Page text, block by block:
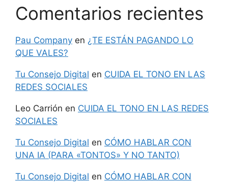
Comentarios recientes
Pau Company en ¿TE ESTÁN PAGANDO LO
QUE VALES?
Tu Consejo Digital en CUIDA EL TONO EN LAS
REDES SOCIALES
Leo Carrión en CUIDA EL TONO EN LAS REDES
SOCIALES
Tu Consejo Digital en CÓMO HABLAR CON
UNA IA (PARA «TONTOS» Y NO TANTO)
Tu Consejo Digital en CÓMO HABLAR CON